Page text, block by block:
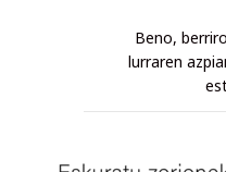
Beno,
lurraren